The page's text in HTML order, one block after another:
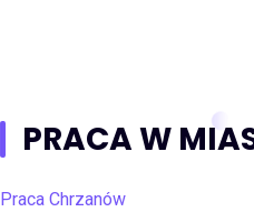
PRACA W
Praca Chrzanów